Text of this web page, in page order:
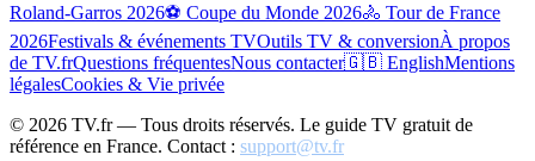
Roland-Garros 2026⚽ Coupe du Monde 2026🚴 Tour de France
2026Festivals & événements TVOutils TV & conversionÀ propos
de TV.frQuestions fréquentesNous contacter🇬🇧 EnglishMentions
légalesCookies & Vie privée
© 2026 TV.fr — Tous droits réservés. Le guide TV gratuit de
référence en France. Contact : support@tv.fr